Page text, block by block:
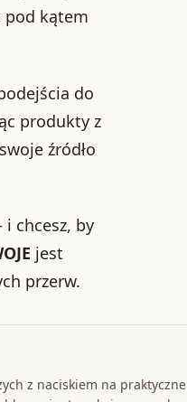
pod kątem
do
produkty z
źródło
chcesz, by
jest
przerw.
z naciskiem na praktyczne